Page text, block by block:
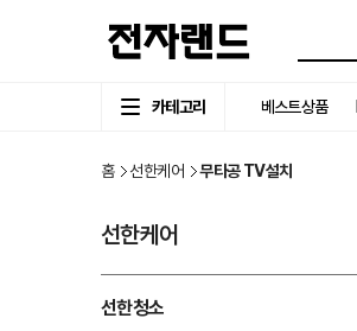
카테고리 베스트상품
홈 선한케어 무타공 TV설치
선한케어
선한청소